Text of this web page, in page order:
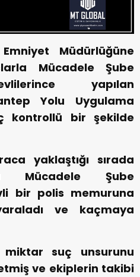
Müdürlüğüne
Mücadele Şube
yapılan
Yolu Uygulama
kontrollü bir şekilde
yaklaştığı sırada
Mücadele Şube
bir polis memuruna
ve kaçmaya
miktar suç unsurunu
ve ekiplerin takibi